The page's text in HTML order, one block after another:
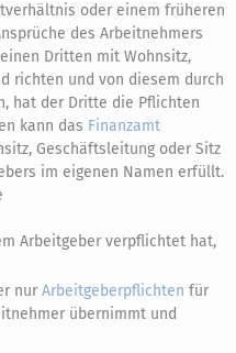
oder einem früheren
des Arbeitnehmers
Dritten mit Wohnsitz,
richten und von diesem durch
hat der Dritte die Pflichten
kann das Finanzamt
Geschäftsleitung oder Sitz
im eigenen Namen erfüllt.
Arbeitgeber verpflichtet hat,
nurArbeitgeberpflichten für
übernimmt und